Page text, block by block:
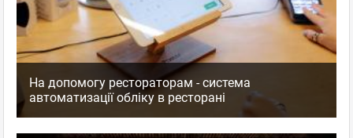
На допомогу рестораторам - система
автоматизації обліку в ресторані